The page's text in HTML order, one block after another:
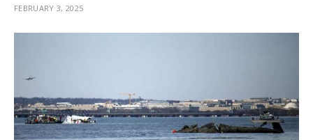
FEBRUARY 3, 2025